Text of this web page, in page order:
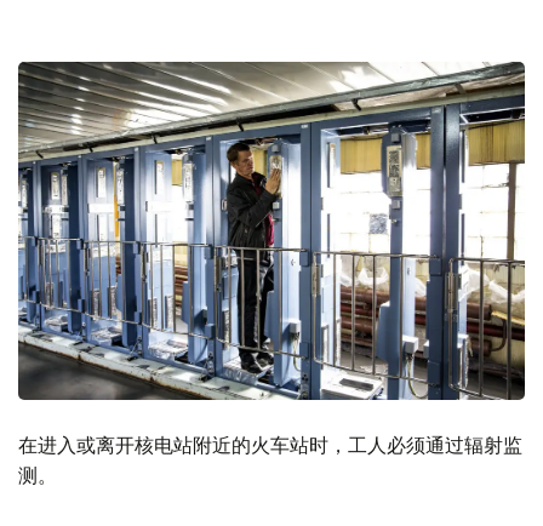
在进入或离开核电站附近的火车站时，工人必须通过辐射监
测。